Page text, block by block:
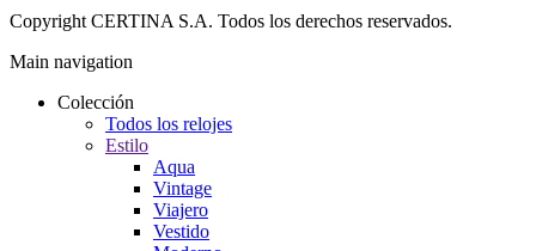
Copyright CERTINA S.A. Todos los derechos reservados.
Main navigation
Colección
Todos los relojes
Estilo
Aqua
Vintage
Viajero
Vestido